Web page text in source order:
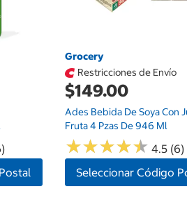
Grocery
Restricciones de Envío
$149.00
Ades Bebida De Soya Con
Fruta 4 Pzas De 946 Ml
★★★★★
★★★★★ 4.5 (6)
Seleccionar Código